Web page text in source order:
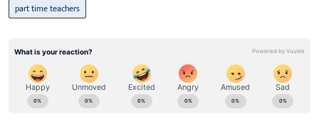
part time teachers